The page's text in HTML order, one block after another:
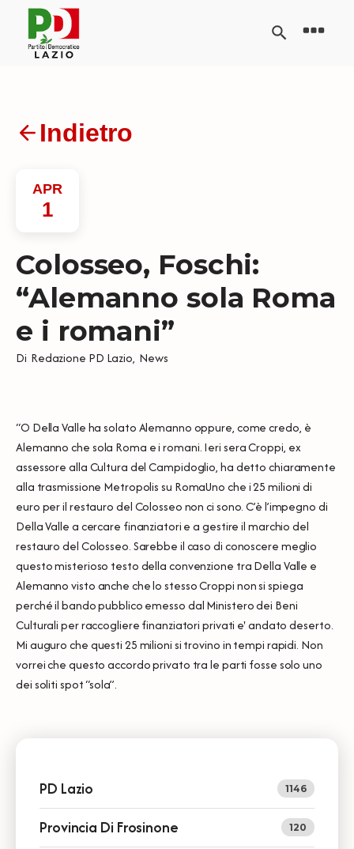
Indietro
APR
1
Colosseo, Foschi:
“Alemanno sola Roma
e i romani”
Di Redazione PD Lazio, News
“O Della Valle ha solato Alemanno oppure, come credo, è
Alemanno che sola Roma e i romani. Ieri sera Croppi, ex
assessore alla Cultura del Campidoglio, ha detto chiaramente
alla trasmissione Metropolis su RomaUno che i 25 milioni di
euro per il restauro del Colosseo non ci sono. C’è l’impegno di
Della Valle a cercare finanziatori e a gestire il marchio del
restauro del Colosseo. Sarebbe il caso di conoscere meglio
questo misterioso testo della convenzione tra Della Valle e
Alemanno visto anche che lo stesso Croppi non si spiega
perché il bando pubblico emesso dal Ministero dei Beni
Culturali per raccogliere finanziatori privati e' andato deserto.
Mi auguro che questi 25 milioni si trovino in tempi rapidi. Non
vorrei che questo accordo privato tra le parti fosse solo uno
dei soliti spot “sola”.
PD Lazio 1146
Provincia Di Frosinone 120